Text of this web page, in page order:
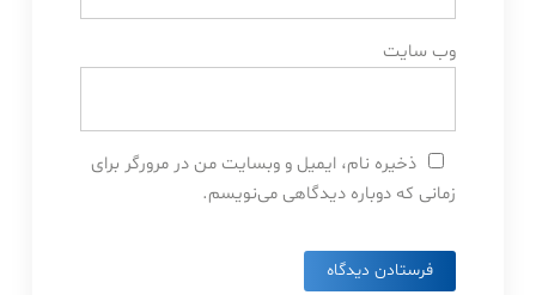
وب‌ سایت
ذخیره نام، ایمیل و وبسایت من در مرورگر برای
زمانی که دوباره دیدگاهی می‌نویسم.